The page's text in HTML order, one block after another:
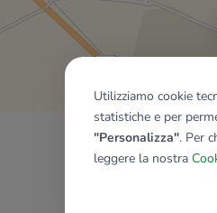
Utilizziamo cookie
statistiche e per
"Personalizza". Per
leggere la nostra